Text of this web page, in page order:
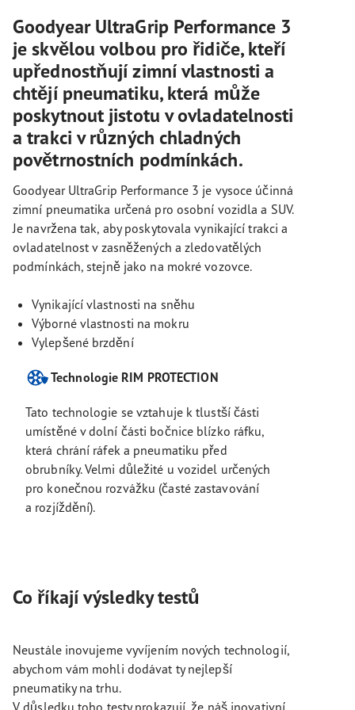
Goodyear UltraGrip Performance 3
je skvělou volbou pro řidiče, kteří
upřednostňují zimní vlastnosti a
chtějí pneumatiku, která může
poskytnout jistotu v ovladatelnosti
a trakci v různých chladných
povětrnostních podmínkách.
Goodyear UltraGrip Performance 3 je vysoce účinná
zimní pneumatika určená pro osobní vozidla a SUV.
Je navržena tak, aby poskytovala vynikající trakci a
ovladatelnost v zasněžených a zledovatělých
podmínkách, stejně jako na mokré vozovce.
Vynikající vlastnosti na sněhu
Výborné vlastnosti na mokru
Vylepšené brzdění
Technologie RIM PROTECTION
Tato technologie se vztahuje k tlustší části
umístěné v dolní části bočnice blízko ráfku,
která chrání ráfek a pneumatiku před
obrubníky. Velmi důležité u vozidel určených
pro konečnou rozvážku (časté zastavování
a rozjíždění).
Co říkají výsledky testů
Neustále inovujeme vyvíjením nových technologií,
abychom vám mohli dodávat ty nejlepší
pneumatiky na trhu.
V důsledku toho testy prokazují, že náš inovativní